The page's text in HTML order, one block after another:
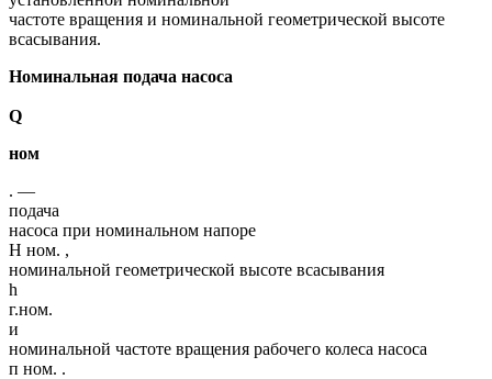
частоте вращения и номинальной геометрической высоте
всасывания.
Номинальная подача насоса
Q
ном
. —
подача
насоса при номинальном напоре
Н ном. ,
номинальной геометрической высоте всасывания
h
г.ном.
и
номинальной частоте вращения рабочего колеса насоса
п ном. .